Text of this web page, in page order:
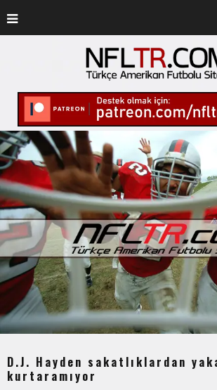
D.J. Hayden sakatlıklardan
kurtaramıyor